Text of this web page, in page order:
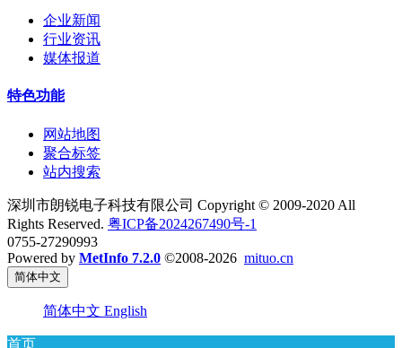
企业新闻
行业资讯
媒体报道
特色功能
网站地图
聚合标签
站内搜索
深圳市朗锐电子科技有限公司 Copyright © 2009-2020 All
Rights Reserved. 粤ICP备2024267490号-1
0755-27290993
Powered by MetInfo 7.2.0 ©2008-2026 mituo.cn
简体中文
简体中文 English
首页